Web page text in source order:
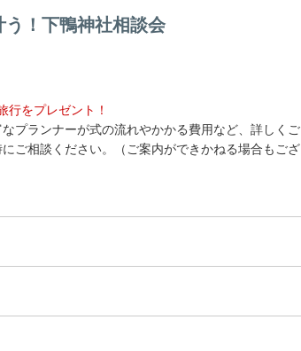
う！下鴨神社相談会
行をプレゼント！
プランナーが式の流れやかかる費用など、詳しくご
ご相談ください。（ご案内ができかねる場合もござ